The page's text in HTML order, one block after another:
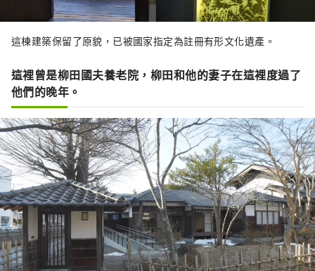
這棟建築保留了原貌，已被國家指定為註冊有形文化遺產。
這裡曾是柳田國夫養老院，柳田和他的妻子在這裡度過了
他們的晚年。